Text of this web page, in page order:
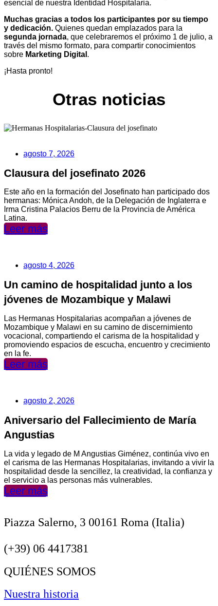
esencial de nuestra Identidad Hospitalaria.
Muchas gracias a todos los participantes por su tiempo
y dedicación. Quienes quedan emplazados para la
segunda jornada, que celebraremos el próximo 1 de julio, a
través del mismo formato, para compartir conocimientos
sobre Marketing Digital .
¡Hasta pronto!
Otras noticias
agosto 7, 2026
Clausura del josefinato 2026
Este año en la formación del Josefinato han participado dos
hermanas: Mónica Andoh, de la Delegación de Inglaterra e
Irma Cristina Palacios Berru de la Provincia de América
Latina.
Leer más
agosto 4, 2026
Un camino de hospitalidad junto a los
jóvenes de Mozambique y Malawi
Las Hermanas Hospitalarias acompañan a jóvenes de
Mozambique y Malawi en su camino de discernimiento
vocacional, compartiendo el carisma de la hospitalidad y
promoviendo espacios de escucha, encuentro y crecimiento
en la fe.
Leer más
agosto 2, 2026
Aniversario del Fallecimiento de María
Angustias
La vida y legado de M Angustias Giménez, continúa vivo en
el carisma de las Hermanas Hospitalarias, invitando a vivir la
hospitalidad desde la sencillez, la creatividad, la confianza y
el servicio a las personas más vulnerables.
Leer más
Piazza Salerno, 3 00161 Roma (Italia)
(+39) 06 4417381
QUIÉNES SOMOS
Nuestra historia